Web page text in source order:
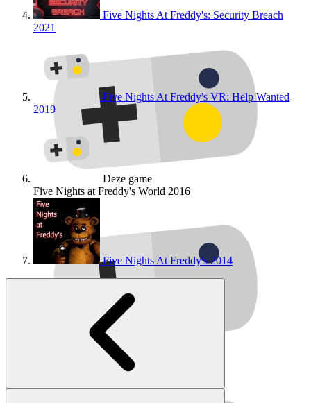
Five Nights At Freddy's: Security Breach
2021
Five Nights At Freddy's VR: Help Wanted
2019
Deze game
Five Nights at Freddy's World 2016
Five Nights At Freddy's2014